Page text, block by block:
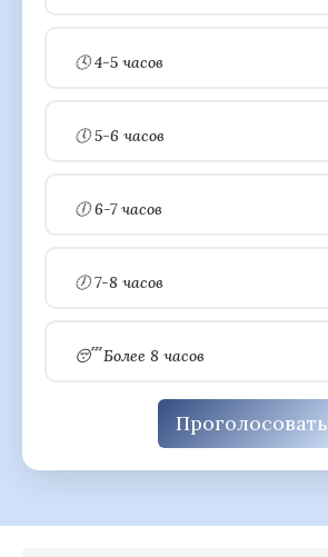
🕓 4-5 часов
🕔 5-6 часов
🕕 6-7 часов
🕖 7-8 часов
😴 Более 8 часов
Проголосовать